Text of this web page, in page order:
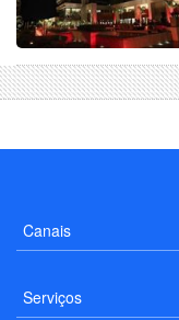
Canais
Serviços